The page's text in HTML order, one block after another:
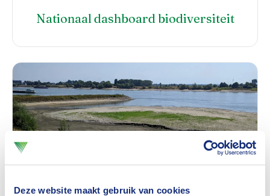
Deze website maakt gebruik van cookies
Nationaal dashboard biodiversiteit